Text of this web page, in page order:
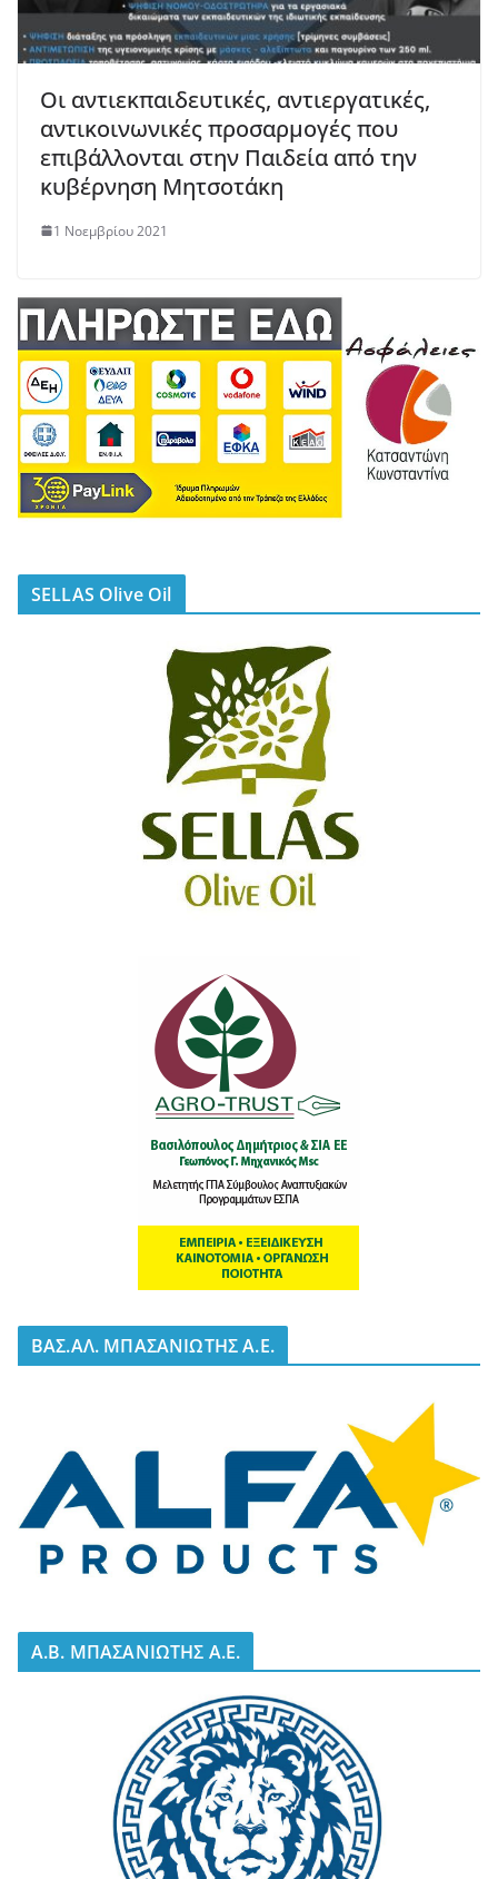
Οι αντιεκπαιδευτικές, αντιεργατικές,
αντικοινωνικές προσαρμογές που
επιβάλλονται στην Παιδεία από την
κυβέρνηση Μητσοτάκη
1 Νοεμβρίου 2021
SELLAS Olive Oil
BΑΣ.ΑΛ. ΜΠΑΣΑΝΙΩΤΗΣ Α.Ε.
A.B. ΜΠΑΣΑΝΙΩΤΗΣ Α.Ε.